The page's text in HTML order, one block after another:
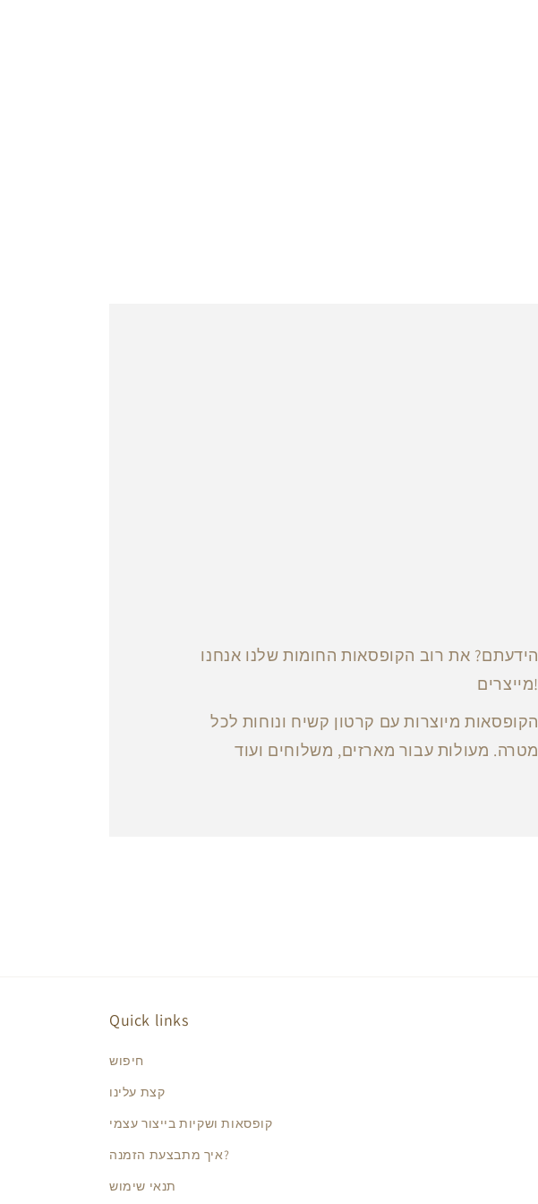
הידעתם? את רוב הקופסאות החומות שלנו אנחנו
מייצרים!
הקופסאות מיוצרות עם קרטון קשיח ונוחות לכל
מטרה. מעולות עבור מארזים, משלוחים ועוד
Quick links
חיפוש
קצת עלינו
קופסאות ושקיות בייצור עצמי
איך מתבצעת הזמנה?
תנאי שימוש